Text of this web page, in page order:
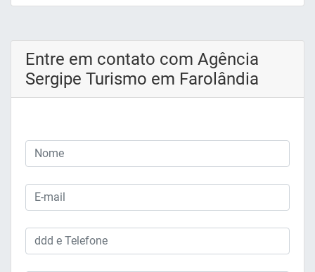
Entre em contato com Agência
Sergipe Turismo em Farolândia